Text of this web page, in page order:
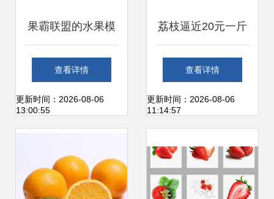
果霸联盟的水果模
式怎样
查看详情
更新时间：2026-08-06
13:00:55
荔枝逼近20元一斤
高价背后的消费新
观察
查看详情
更新时间：2026-08-06
11:14:57